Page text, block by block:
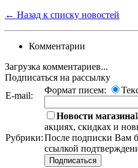
← Назад к списку новостей
Комментарии
Загрузка комментариев...
Подписаться на рассылку
E-mail:
Формат писем:
Рубрики:
Новости магазина
акциях, скидках и
После подписки Вам
ссылкой